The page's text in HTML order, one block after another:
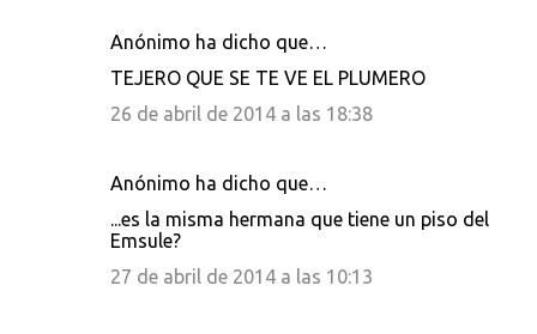
Anónimo ha dicho que…
TEJERO QUE SE TE VE EL PLUMERO
26 de abril de 2014 a las 18:38
Anónimo ha dicho que…
...es la misma hermana que tiene un piso del
Emsule?
27 de abril de 2014 a las 10:13